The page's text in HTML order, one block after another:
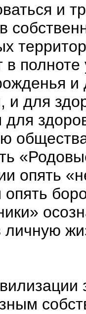
и
и для
для
опять
личную